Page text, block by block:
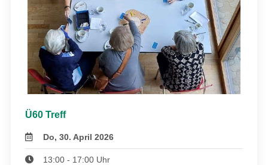
Ü60 Treff
Do, 30. April 2026
13:00 - 17:00 Uhr